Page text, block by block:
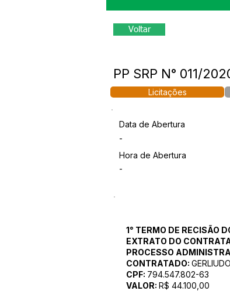
Voltar
PP SRP N° 011/
Licitações
Data de Abertura
-
Hora de Abertura
-
1° TERMO DE RECISÃO
EXTRATO DO
PROCESSO
CONTRATADO:
CPF: 794.547.802-63
VALOR: R$ 44.100,00